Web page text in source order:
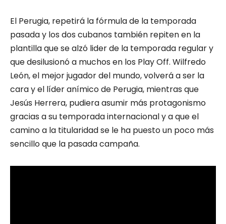
El Perugia, repetirá la fórmula de la temporada
pasada y los dos cubanos también repiten en la
plantilla que se alzó lider de la temporada regular y
que desilusionó a muchos en los Play Off. Wilfredo
León, el mejor jugador del mundo, volverá a ser la
cara y el líder anímico de Perugia, mientras que
Jesús Herrera, pudiera asumir más protagonismo
gracias a su temporada internacional y a que el
camino a la titularidad se le ha puesto un poco más
sencillo que la pasada campaña.